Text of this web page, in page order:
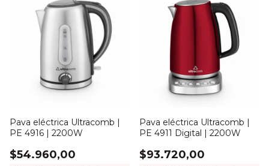
Pava eléctrica Ultracomb |
PE 4916 | 2200W
$54.960,00
Pava eléctrica Ultracomb |
PE 4911 Digital | 2200W
$93.720,00